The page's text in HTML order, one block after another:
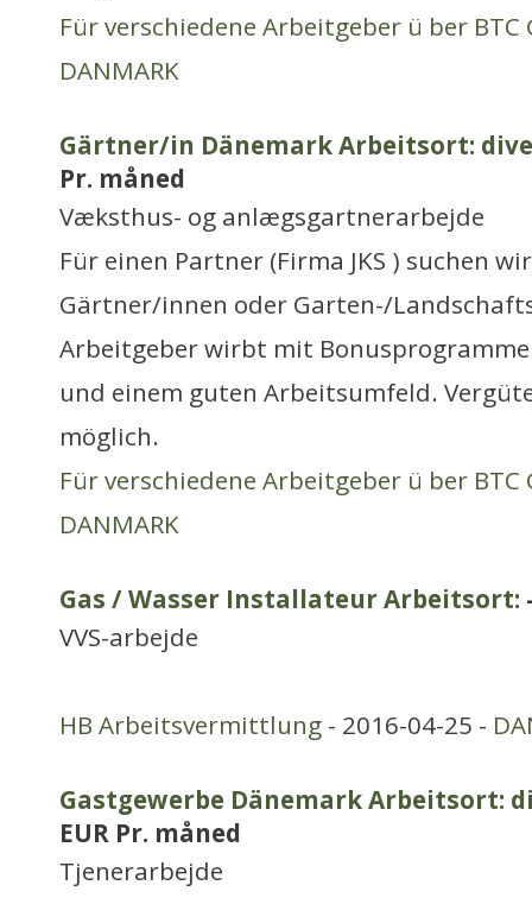
Für verschiedene Arbeitgeber ü ber BTC
DANMARK
Gärtner/in Dänemark Arbeitsort:
Pr. måned
Væksthus- og anlægsgartnerarbejde
Für einen Partner (Firma JKS ) suchen
Gärtner/innen oder Garten-/
Arbeitgeber wirbt mit
und einem guten Arbeitsumfeld.
möglich.
Für verschiedene Arbeitgeber ü ber BTC
DANMARK
Gas / Wasser Installateur Arbeitsort:
VVS-arbejde
HB Arbeitsvermittlung - 2016-04-25 -
Gastgewerbe Dänemark Arbeitsort:
EUR Pr. måned
Tjenerarbejde